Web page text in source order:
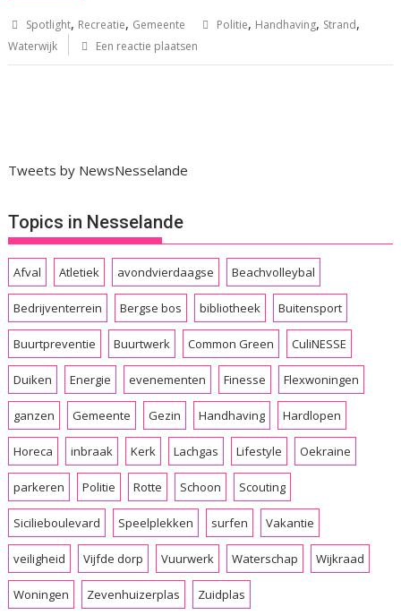
Spotlight, Recreatie, Gemeente Politie, Handhaving, Strand,
Waterwijk Een reactie plaatsen
Tweets by NewsNesselande
Topics in Nesselande
Afval Atletiek avondvierdaagse Beachvolleybal
Bedrijventerrein Bergse bos bibliotheek Buitensport
Buurtpreventie Buurtwerk Common Green CuliNESSE
Duiken Energie evenementen Finesse Flexwoningen
ganzen Gemeente Gezin Handhaving Hardlopen
Horeca inbraak Kerk Lachgas Lifestyle Oekraine
parkeren Politie Rotte Schoon Scouting
Sicilieboulevard Speelplekken surfen Vakantie
veiligheid Vijfde dorp Vuurwerk Waterschap Wijkraad
Woningen Zevenhuizerplas Zuidplas